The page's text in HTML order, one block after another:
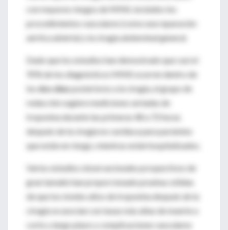
con mayores riesgos de MINS, incluidos los
procedimientos vasculares (como una reparación
aórtica abierta) y la cirugía abdominal general.
Dado que los estudios han demostrado que casi el
95% de los diagnósticos MINS ocurren dentro de
losdos díasposteriores a la cirugía, el grupo de
redacción sugiere mediciones seriadas de
troponina durante las primeras 48 a 72 horas
después de la cirugía no cardíaca para pacientes
que están en riesgo, mientras están hospitalizados.
Varios estudios observacionales prospectivos de
gran tamaño han proporcionado pruebas sólidas
de que los niveles altos de troponina después de la
cirugía se asocian con tasas más altas de muerte a
corto y largo plazo y complicaciones vasculares